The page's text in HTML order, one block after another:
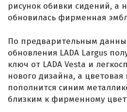
рисунок обивки сидений, а
обновилась фирменная
По предварительным
обновления LADA Largus
ключ от LADA Vesta и
нового дизайна, а
пополнится синим
близким к фирменному